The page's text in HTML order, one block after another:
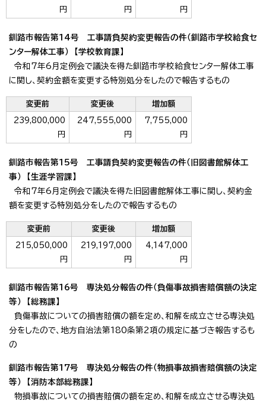
円
円
円
釧路市報告第14号 工事請負契約変更報告の件（釧路市学校給食セ
ンター解体工事） 【学校教育課】
令和7年6月定例会で議決を得た釧路市学校給食センター解体工事
に関し、契約金額を変更する特別処分をしたので報告するもの
変更前 変更後 増加額
239,800,000
円
247,555,000
円
7,755,000
円
釧路市報告第15号 工事請負契約変更報告の件（旧図書館解体工
事） 【生涯学習課】
令和7年6月定例会で議決を得た旧図書館解体工事に関し、契約金
額を変更する特別処分をしたので報告するもの
変更前 変更後 増加額
215,050,000
円
219,197,000
円
4,147,000
円
釧路市報告第16号 専決処分報告の件（負傷事故損害賠償額の決定
等） 【総務課】
負傷事故についての損害賠償の額を定め、和解を成立させる専決処
分をしたので、地方自治法第180条第2項の規定に基づき報告するも
の
釧路市報告第17号 専決処分報告の件（物損事故損害賠償額の決定
等） 【消防本部総務課】
物損事故についての損害賠償の額を定め、和解を成立させる専決処